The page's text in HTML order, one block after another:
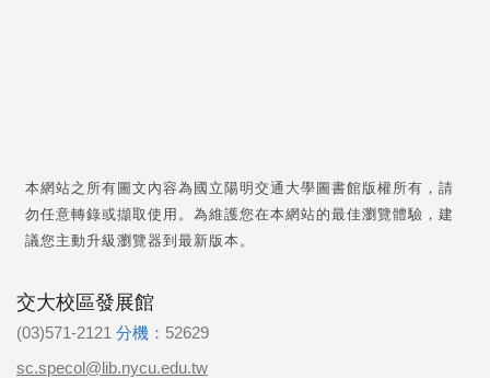
本網站之所有圖文內容為國立陽明交通大學圖書館版權所有，請
勿任意轉錄或擷取使用。為維護您在本網站的最佳瀏覽體驗，建
議您主動升級瀏覽器到最新版本。
交大校區發展館
(03)571-2121 分機： 52629
sc.specol@lib.nycu.edu.tw